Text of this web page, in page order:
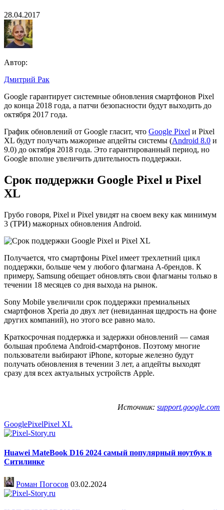
28.04.2017
Автор:
Дмитрий Рак
Сколько
будут
Google
Pixel
и
Pixel
XL
Google гарантирует системные обновления смартфонов Pixel
до конца 2018 года, а патчи безопасности будут выходить до
октября 2017 года.
График обновлений от Google гласит, что Google Pixel и Pixel
XL будут получать мажорные апдейты системы (Android 8.0 и
9.0) до октября 2018 года. Это гарантированный период, но
Google вполне увеличить длительность поддержки.
Срок поддержки Google Pixel и Pixel
XL
Грубо говоря, Pixel и Pixel увидят на своем веку как минимум
3 (ТРИ) мажорных обновления Android.
Получается, что смартфоны Pixel имеет трехлетний цикл
поддержки, больше чем у любого флагмана А-брендов. К
примеру, Samsung обещает обновлять свои флагманы только в
течении 18 месяцев со дня выхода на рынок.
Sony Mobile увеличили срок поддержки премиальных
смартфонов Xperia до двух лет (невиданная щедрость на фоне
других компаний), но этого все равно мало.
Краткосрочная поддержка и задержки обновлений — самая
большая проблема Android-смартфонов. Поэтому многие
пользователи выбирают iPhone, которые железно будут
получать обновления в течении 3 лет, а апдейты выходят
сразу для всех актуальных устройств Apple.
Источник: support.google.com
GooglePixelPixel XL
Huawei MateBook D16 2024 самый популярный ноутбук в
Ситилинке
Роман Погосов 03.02.2024